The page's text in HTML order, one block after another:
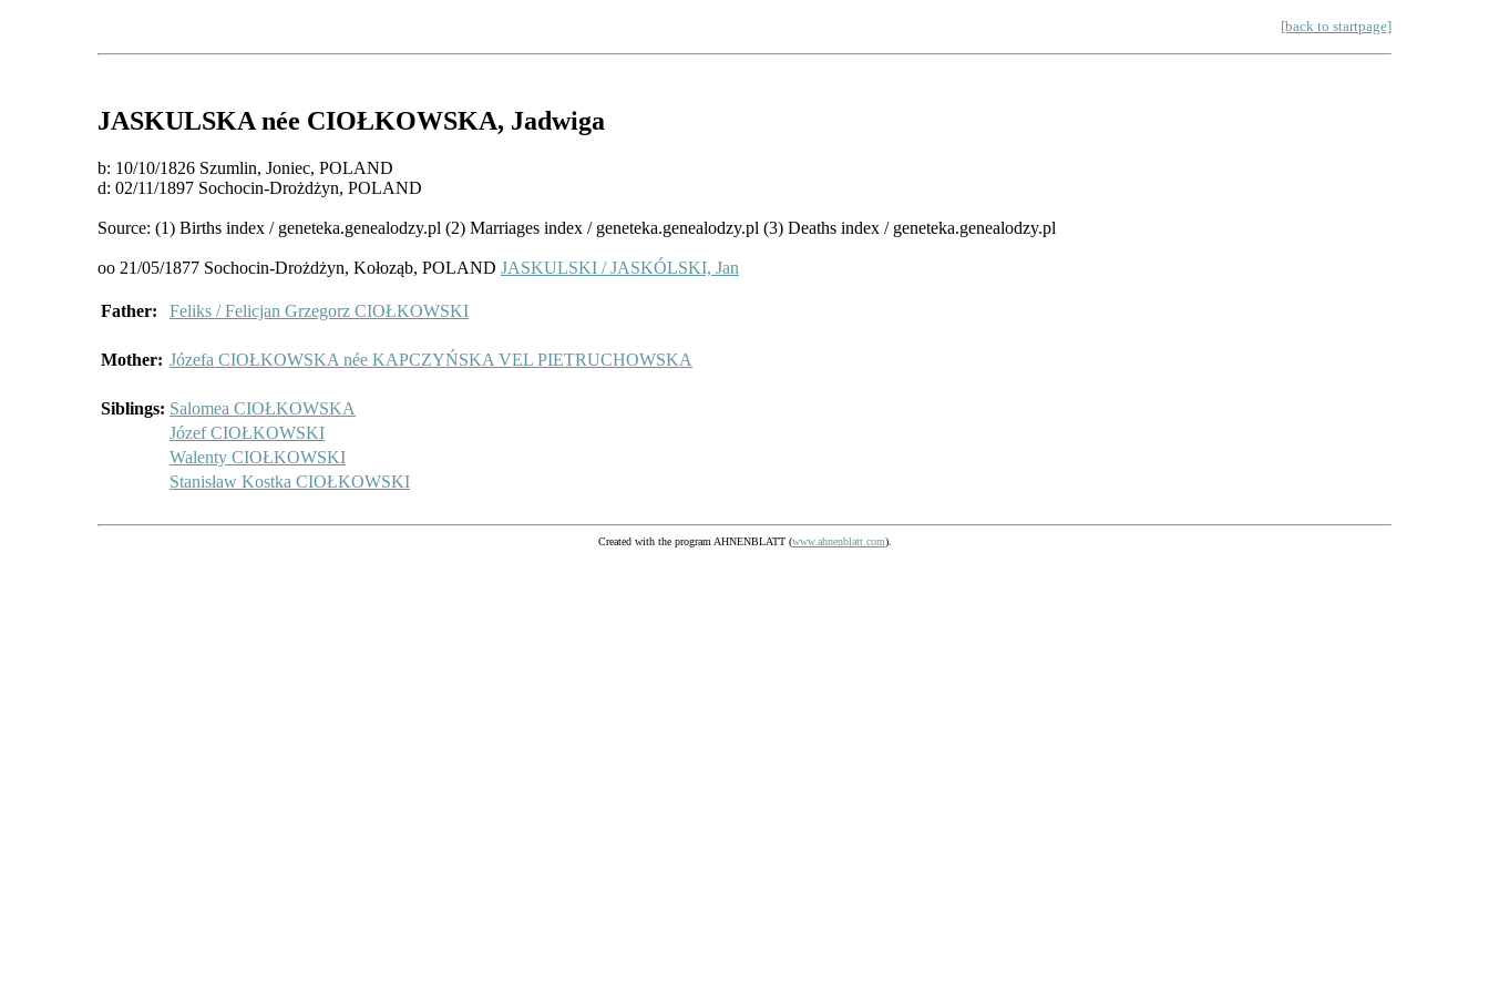
[back to startpage]
JASKULSKA née CIOŁKOWSKA, Jadwiga
b: 10/10/1826 Szumlin, Joniec, POLAND
d: 02/11/1897 Sochocin-Drożdżyn, POLAND
Source: (1) Births index / geneteka.genealodzy.pl (2) Marriages index / geneteka.genealodzy.pl (3) Deaths index / geneteka.genealodzy.pl
oo 21/05/1877 Sochocin-Drożdżyn, Kołoząb, POLAND JASKULSKI / JASKÓLSKI, Jan
Father: Feliks / Felicjan Grzegorz CIOŁKOWSKI
Mother: Józefa CIOŁKOWSKA née KAPCZYŃSKA VEL PIETRUCHOWSKA
Siblings: Salomea CIOŁKOWSKA
Józef CIOŁKOWSKI
Walenty CIOŁKOWSKI
Stanisław Kostka CIOŁKOWSKI
Created with the program AHNENBLATT (www.ahnenblatt.com).